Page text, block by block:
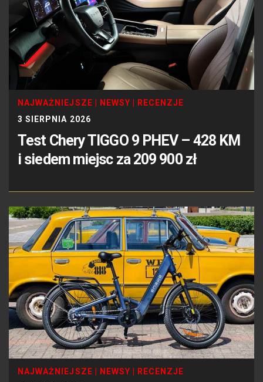
NAJWAŻNIEJSZE NEWSY
RECENZJE
3 SIERPNIA 2026
Test Chery TIGGO 9 PHEV – 428 KM
i siedem miejsc za 209 900 zł
NAJWAŻNIEJSZE NEWSY
RECENZJE